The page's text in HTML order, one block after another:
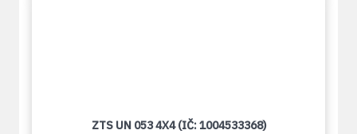
ZTS UN 053 4X4 (IČ: 1004533368)